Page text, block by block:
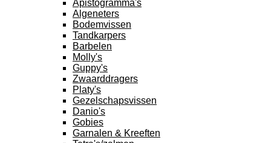
Apistogramma's
Algeneters
Bodemvissen
Tandkarpers
Barbelen
Molly's
Guppy's
Zwaarddragers
Platy's
Gezelschapsvissen
Danio's
Gobies
Garnalen & Kreeften